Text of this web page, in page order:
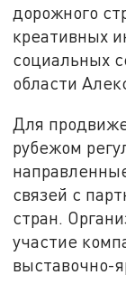
дорожного
креативных
социальных
области
Для
рубежом
связей с
стран.
участие
выставочно-